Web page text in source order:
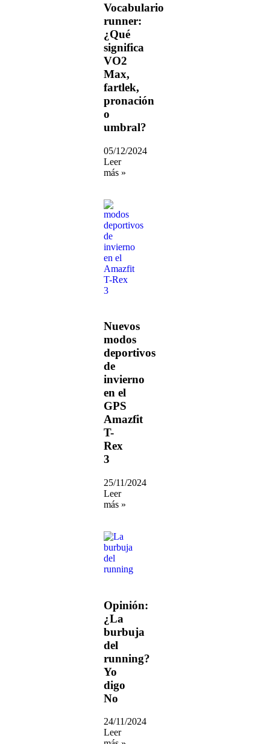
Vocabulario
runner:
¿Qué
significa
VO2
Max,
fartlek,
pronación
o
umbral?
05/12/2024
Leer
más »
Nuevos
modos
deportivos
de
invierno
en el
GPS
Amazfit
T-
Rex
3
25/11/2024
Leer
más »
Opinión:
¿La
burbuja
del
running?
Yo
digo
No
24/11/2024
Leer